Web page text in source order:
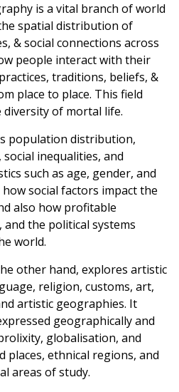
is a vital branch of world
spatial distribution of
& social connections across
people interact with their
traditions, beliefs, &
place to place. This field
of mortal life.
population distribution,
inequalities, and
such as age, gender, and
social factors impact the
also how profitable
the political systems
world.
other hand, explores artistic
religion, customs, art,
artistic geographies. It
geographically and
globalisation, and
places, ethnical regions, and
areas of study.